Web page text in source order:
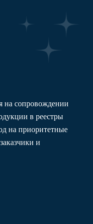
на сопровождении
в реестры
на приоритетные
и